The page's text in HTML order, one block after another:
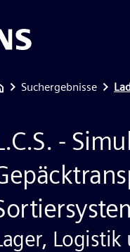
Suchergebnisse
-
Logistik